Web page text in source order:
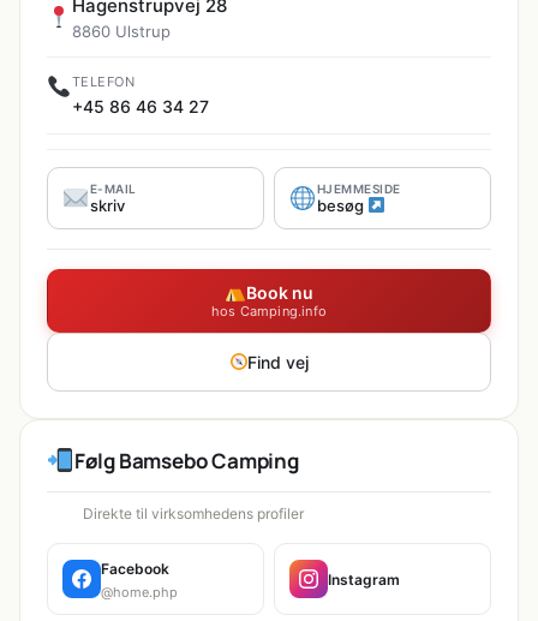
Hagenstrupvej 28
8860 Ulstrup
TELEFON
+45 86 46 34 27
E-MAIL
skriv
HJEMMESIDE
besøg
Book nu
hos Camping.info
Find vej
Følg Bamsebo Camping
Direkte til virksomhedens profiler
Facebook
@home.php
Instagram